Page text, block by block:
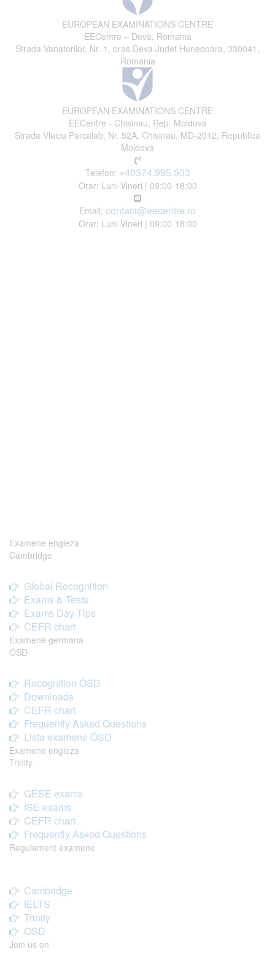
EUROPEAN EXAMINATIONS CENTRE
EECentre – Deva, Romania
Strada Vanatorilor, Nr. 1, oras Deva Judet Hunedoara, 330041,
Romania
EUROPEAN EXAMINATIONS CENTRE
EECentre - Chisinau, Rep. Moldova
Strada Vlaicu Parcalab, Nr. 52A, Chisinau, MD-2012, Republica
Moldova
Telefon: +40374.995.903
Orar: Luni-Vineri | 09:00-18:00
Email: contact@eecentre.ro
Orar: Luni-Vineri | 09:00-18:00
Examene engleza
Cambridge
Global Recognition
Exams & Tests
Exams Day Tips
CEFR chart
Examene germana
ÖSD
Recognition ÖSD
Downloads
CEFR chart
Frequently Asked Questions
Lista examene ÖSD
Examene engleza
Trinity
GESE exams
ISE exams
CEFR chart
Frequently Asked Questions
Regulament examene
Cambridge
IELTS
Trinity
OSD
Join us on